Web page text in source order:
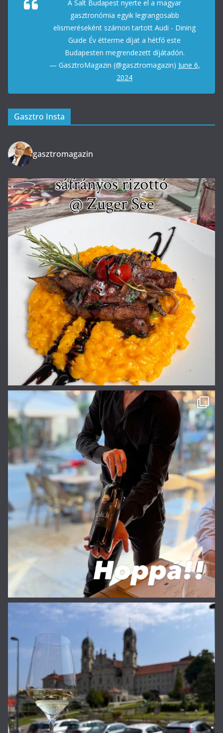
A Salt Budapest nyerte el a magyar
gasztronómia egyik legrangosabb
elismeréseként számon tartott Audi - Dining
Guide Év étterme díjat a hétfő este
Budapesten megrendezett díjátadón.
— GasztroMagazin (@gasztromagazin) June 6,
2024
Gasztro Insta
gasztromagazin